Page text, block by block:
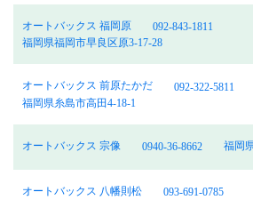
オートバックス 福岡原
092-843-1811
福岡県福岡市早良区原3-17-28
オートバックス 前原たかだ
092-322-5811
福岡県糸島市高田4-18-1
オートバックス 宗像 0940-36-8662 福岡
オートバックス 八幡則松
093-691-0785